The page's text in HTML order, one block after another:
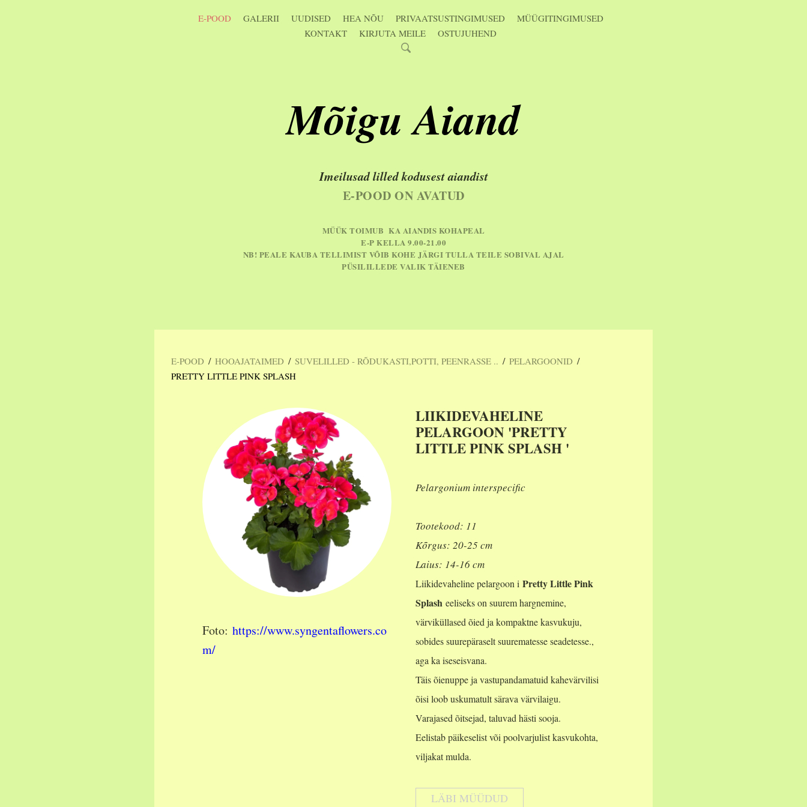
E-POOD GALERII UUDISED HEA NÕU PRIVAATSUSTINGIMUSED
MÜÜGITINGIMUSED
KONTAKT
KIRJUTA MEILE OSTUJUHEND
Mõigu Aiand
Imeilusad lilled kodusest aiandist
E-POOD ON AVATUD
MÜÜK TOIMUB KA AIANDIS KOHAPEAL
E-P KELLA 9.00-21.00
NB! PEALE KAUBA TELLIMIST VÕIB KOHE JÄRGI TULLA TEILE SOBIVAL AJAL
PÜSILILLEDE VALIK TÄIENEB
E-POOD / HOOAJATAIMED / SUVELILLED - RÕDUKASTI,POTTI, PEENRASSE .. / PELARGOONID /
PRETTY LITTLE PINK SPLASH
Foto: https://www.syngentaflowers.co
m/
LIIKIDEVAHELINE
PELARGOON 'PRETTY
LITTLE PINK SPLASH '
Pelargonium interspecific
Tootekood: 11
Kõrgus: 20-25 cm
Laius: 14-16 cm
Liikidevaheline pelargoon i Pretty Little Pink
Splash eeliseks on suurem hargnemine,
värviküllased õied ja kompaktne kasvukuju,
sobides suurepäraselt suurematesse seadetesse.,
aga ka iseseisvana.
Täis õienuppe ja vastupandamatuid kahevärvilisi
õisi loob uskumatult särava värvilaigu.
Varajased õitsejad, taluvad hästi sooja.
Eelistab päikeselist või poolvarjulist kasvukohta,
viljakat mulda.
LÄBI MÜÜDUD